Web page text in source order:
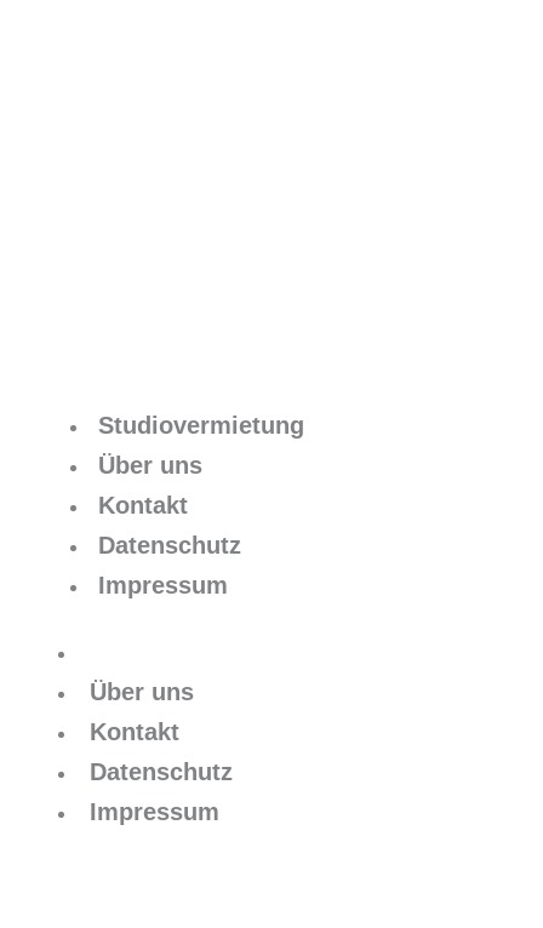
Studiovermietung
Über uns
Kontakt
Datenschutz
Impressum
Über uns
Kontakt
Datenschutz
Impressum